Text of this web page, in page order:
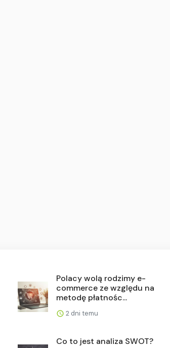
Polacy wolą rodzimy e-
commerce ze względu na
metodę płatnośc...
2 dni temu
Co to jest analiza SWOT?